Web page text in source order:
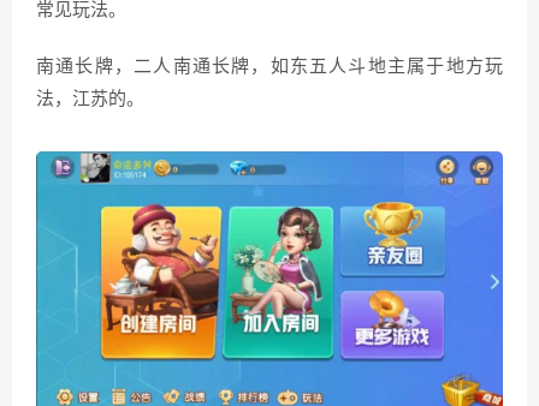
常见玩法。
南通长牌，二人南通长牌，如东五人斗地主属于地方玩
法，江苏的。